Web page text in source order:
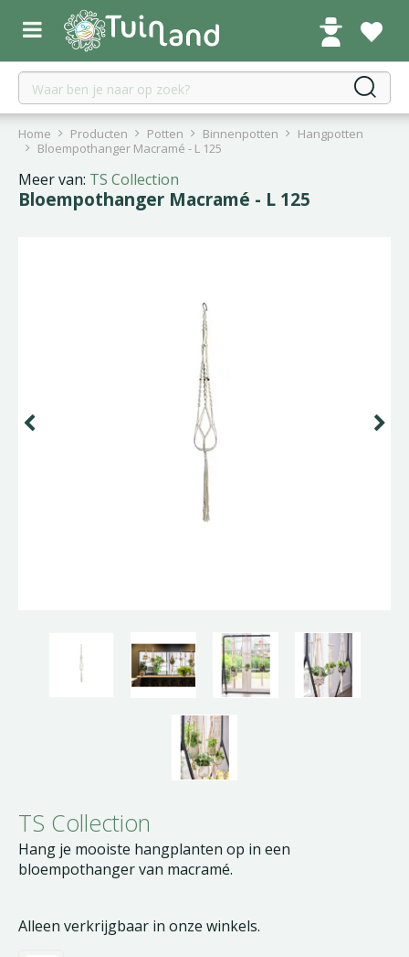
r
Home Producten Potten Binnenpotten
Hangpotten
Bloempothanger Macramé - L 125
Meer van: TS Collection
Bloempothanger Macramé - L 125
TS Collection
Hang je mooiste hangplanten op in een
bloempothanger van macramé.
Alleen verkrijgbaar in onze winkels.